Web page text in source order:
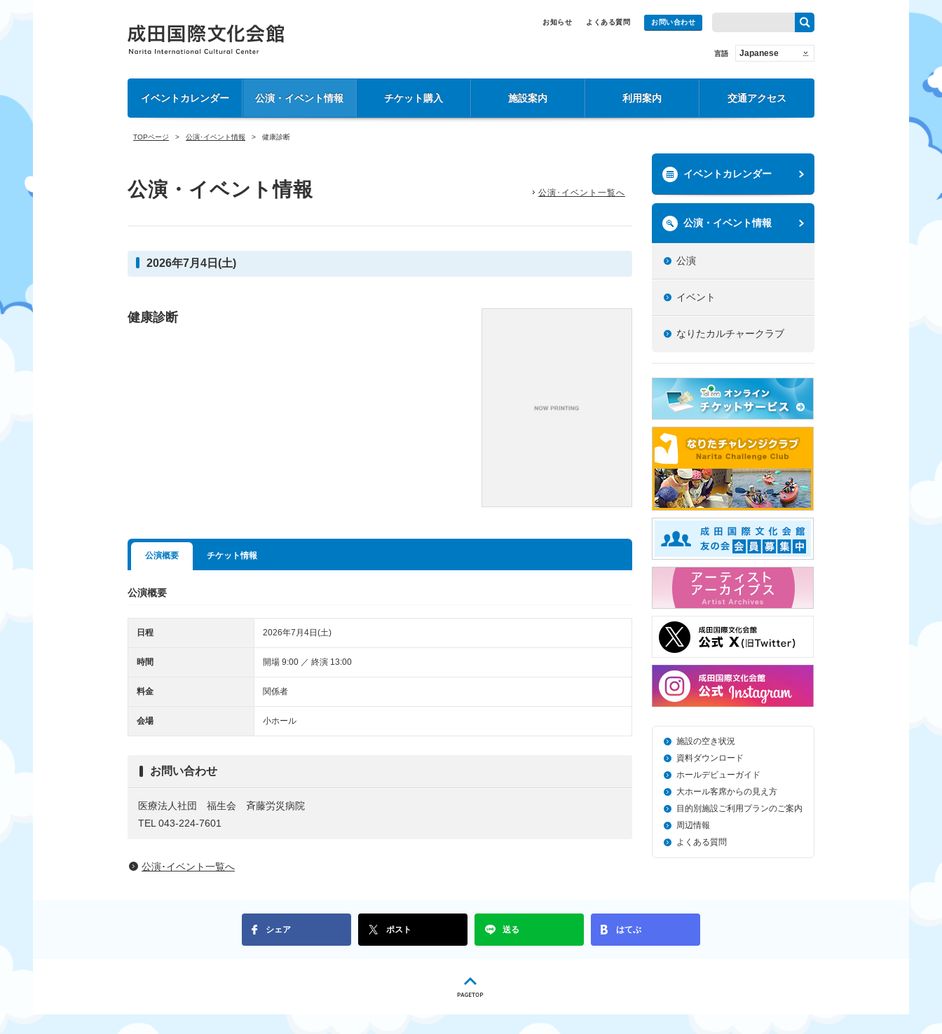
お知らせ よくある質問 お問い合わせ
言語 Japanese
イベントカレンダー 公演・イベント情報 チケット購入 施設案内 利用案内 交通アクセス
TOPページ 公演･イベント情報 健康診断
公演・イベント情報 公演･イベント一覧へ
2026年7月4日(土)
健康診断
公演概要 チケット情報
公演概要
日程 2026年7月4日(土)
時間 開場 9:00 ／ 終演 13:00
料金 関係者
会場 小ホール
お問い合わせ
医療法人社団 福生会 斉藤労災病院
TEL 043-224-7601
公演･イベント一覧へ
イベントカレンダー
公演・イベント情報
公演
イベント
なりたカルチャークラブ
施設の空き状況
資料ダウンロード
ホールデビューガイド
大ホール客席からの見え方
目的別施設ご利用プランのご案内
周辺情報
よくある質問
シェア ポスト 送る はてぶ